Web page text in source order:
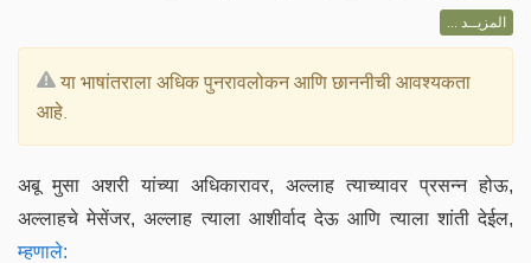
المزيــد ...
या भाषांतराला अधिक पुनरावलोकन आणि छाननीची आवश्यकता
आहे.
अबू मुसा अशरी यांच्या अधिकारावर, अल्लाह त्याच्यावर प्रसन्न होऊ,
अल्लाहचे मेसेंजर, अल्लाह त्याला आशीर्वाद देऊ आणि त्याला शांती देईल,
म्हणाले: